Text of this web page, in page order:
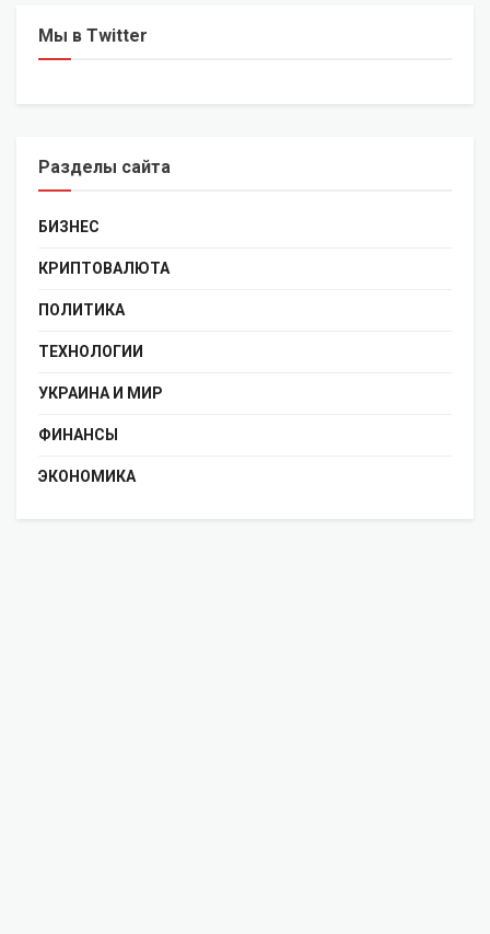
Мы в Twitter
Разделы сайта
БИЗНЕС
КРИПТОВАЛЮТА
ПОЛИТИКА
ТЕХНОЛОГИИ
УКРАИНА И МИР
ФИНАНСЫ
ЭКОНОМИКА